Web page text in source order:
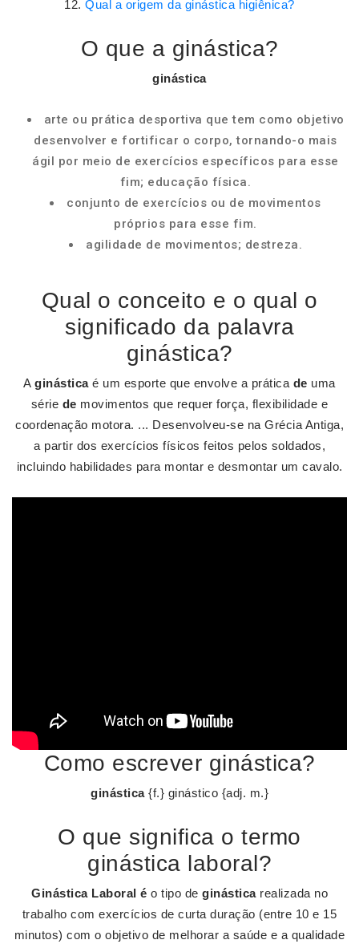
Qual a origem da ginástica higiênica?
O que a ginástica?
ginástica
arte ou prática desportiva que tem como objetivo
desenvolver e fortificar o corpo, tornando-o mais
ágil por meio de exercícios específicos para esse
fim; educação física.
conjunto de exercícios ou de movimentos
próprios para esse fim.
agilidade de movimentos; destreza.
Qual o conceito e o qual o
significado da palavra
ginástica?
Aginásticaé um esporte que envolve a prática de uma
série de movimentos que requer força, flexibilidade e
coordenação motora. ... Desenvolveu-se na Grécia Antiga,
a partir dos exercícios físicos feitos pelos soldados,
incluindo habilidades para montar e desmontar um cavalo.
Como escrever ginástica?
ginástica{f.} ginástico {adj. m.}
O que significa o termo
ginástica laboral?
Ginástica Laboral é o tipo de ginásticarealizada no
trabalho com exercícios de curta duração (entre 10 e 15
minutos) com o objetivo de melhorar a saúde e a qualidade